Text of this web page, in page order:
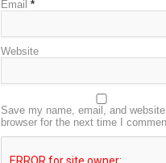
Email *
Website
Save my name, email, and
browser for the next time I